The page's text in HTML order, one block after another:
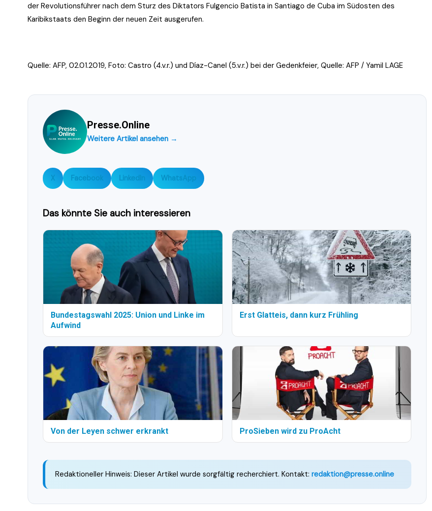
der Revolutionsführer nach dem Sturz des Diktators Fulgencio Batista in Santiago de Cuba im Südosten des
Karibikstaats den Beginn der neuen Zeit ausgerufen.
Quelle: AFP, 02.01.2019, Foto: Castro (4.v.r.) und Díaz-Canel (5.v.r.) bei der Gedenkfeier, Quelle: AFP / Yamil LAGE
Presse.Online
Weitere Artikel ansehen →
X Facebook LinkedIn WhatsApp
Das könnte Sie auch interessieren
Bundestagswahl 2025: Union und Linke im
Aufwind
Erst Glatteis, dann kurz Frühling
Von der Leyen schwer erkrankt ProSieben wird zu ProAcht
Redaktioneller Hinweis: Dieser Artikel wurde sorgfältig recherchiert. Kontakt: redaktion@presse.online